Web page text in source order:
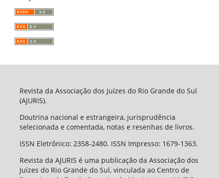
Revista da Associação dos Juízes do Rio Grande do Sul
(AJURIS).
Doutrina nacional e estrangeira, jurisprudência
selecionada e comentada, notas e resenhas de livros.
ISSN Eletrônico: 2358-2480. ISSN Impresso: 1679-1363.
Revista da AJURIS é uma publicação da Associação dos
Juízes do Rio Grande do Sul, vinculada ao Centro de